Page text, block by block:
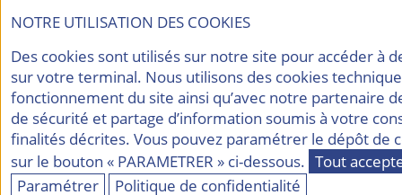
NOTRE UTILISATION DES COOKIES
Des cookies sont utilisés sur notre site pour accéder à
sur votre terminal. Nous utilisons des cookies
fonctionnement du site ainsi qu’avec notre partenaire
de sécurité et partage d’information soumis à votre
finalités décrites. Vous pouvez paramétrer le dépôt de
sur le bouton « PARAMETRER » ci-dessous. Tout
Paramétrer
Politique de confidentialité